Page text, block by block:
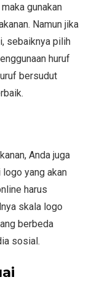
gunakan
Namun jika
sebaiknya pilih
huruf
bersudut
Anda juga
logo yang akan
harus
skala logo
berbeda
sosial.